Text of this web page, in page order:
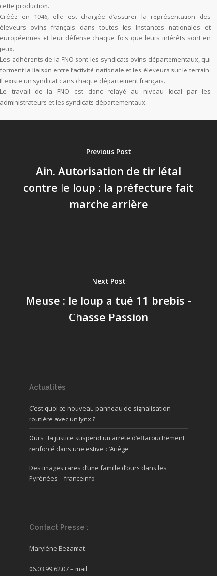
cette production.
Créée en 1946, elle est chargée d’assurer la représentation des
éleveurs ovins français dans toutes les Instances nationales et
européennes et leur défense chaque fois que leurs intérêts sont en
jeux.
Les adhérents de la FNO sont les syndicats ovins départementaux, qui
forment la liaison entre l’activité nationale et les éleveurs sur le terrain.
Il existe un syndicat dans chaque département français.
Le travail de la FNO est donc relayé au niveau local par les
administrateurs et les syndicats départementaux.
Previous Post
Ain. Autorisation de tir létal
contre le loup : la préfecture fait
marche arrière
Next Post
Meuse : le loup a tué 11 brebis -
Chasse Passion
Actualités
C’est quoi ce nouveau panneau de signalisation
routière avec un lynx ?
Ours : la justice suspend un arrêté d’effarouchement
renforcé dans une estive d’Ariège
Des images rares d’une famille d’ours dans les
Pyrénées – franceinfo
Contact Presse :
Marylène Bezamat
06.03.99.62.07 – mail